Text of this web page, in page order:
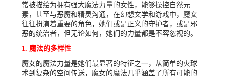
常被描绘为拥有强大魔法力量的女性，能够操控自然元
素，甚至与恶魔和精灵沟通，在幻想文学和游戏中，魔女
往往扮演着重要的角色，她们或是正义的守护者，或是邪
恶的统治者，但无论如何，她们的力量都是不容忽视的。
1. 魔法的多样性
魔女的魔法力量是她们最显著的特征之一，从简单的火球
术到复杂的空间传送，魔女的魔法几乎涵盖了所有可能的